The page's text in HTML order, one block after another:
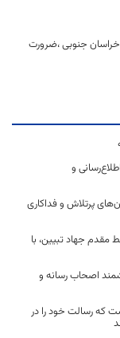
جنوبی ،ضرورت
و
پرتلاش و فداکاری
جهاد تبیین، با
اصحاب رسانه و
که رسالت خود را در